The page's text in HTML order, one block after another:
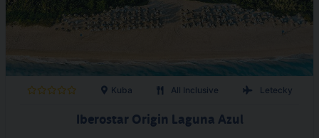
Kuba All Inclusive Letecky
Iberostar Origin Laguna Azul